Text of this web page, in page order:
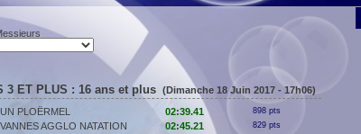
3 ET PLUS : 16 ans et plus (Dimanche 18 Juin 2017 - 17h06)
UN PLOËRMEL 02:39.41 898 pts
VANNES AGGLO NATATION 02:45.21 829 pts